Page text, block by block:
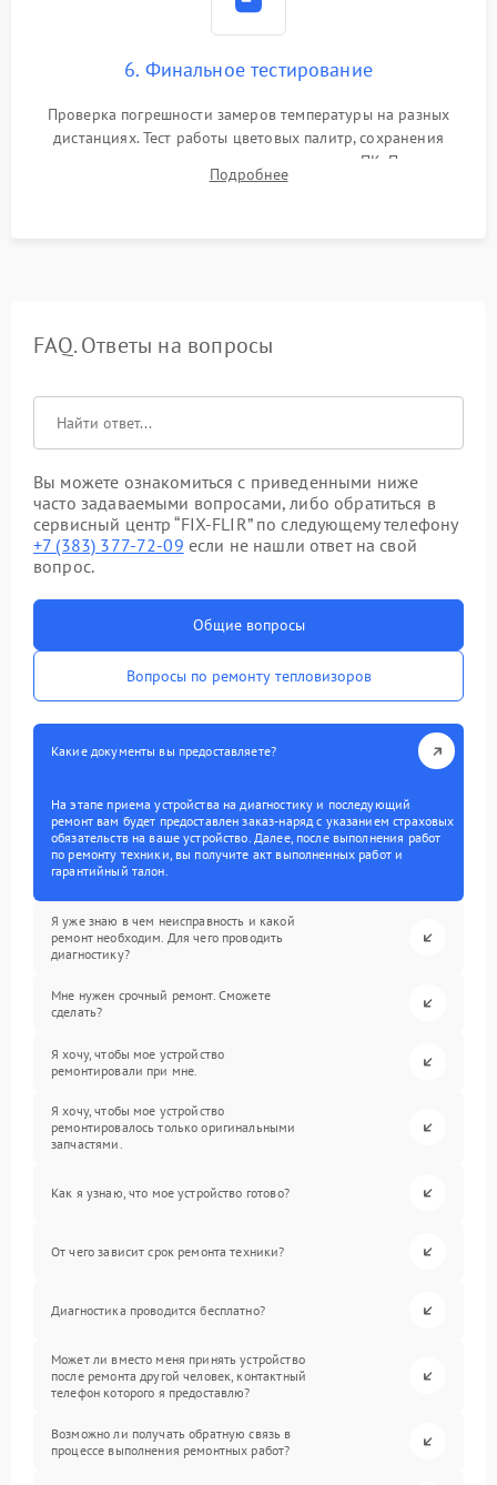
6. Финальное тестирование
Проверка погрешности замеров температуры на разных
дистанциях. Тест работы цветовых палитр, сохранения
термограмм в память и передачи данных на ПК. Проверка
автономности работы и итоговый контроль качества.
Подробнее
FAQ. Ответы на вопросы
Вы можете ознакомиться с приведенными ниже
часто задаваемыми вопросами, либо обратиться в
сервисный центр “FIX-FLIR” по следующему телефону
+7 (383) 377-72-09 если не нашли ответ на свой
вопрос.
Общие вопросы
Вопросы по ремонту тепловизоров
Какие документы вы предоставляете?
На этапе приема устройства на диагностику и последующий
ремонт вам будет предоставлен заказ-наряд с указанием страховых
обязательств на ваше устройство. Далее, после выполнения работ
по ремонту техники, вы получите акт выполненных работ и
гарантийный талон.
Я уже знаю в чем неисправность и какой
ремонт необходим. Для чего проводить
диагностику?
Мне нужен срочный ремонт. Сможете
сделать?
Я хочу, чтобы мое устройство
ремонтировали при мне.
Я хочу, чтобы мое устройство
ремонтировалось только оригинальными
запчастями.
Как я узнаю, что мое устройство готово?
От чего зависит срок ремонта техники?
Диагностика проводится бесплатно?
Может ли вместо меня принять устройство
после ремонта другой человек, контактный
телефон которого я предоставлю?
Возможно ли получать обратную связь в
процессе выполнения ремонтных работ?